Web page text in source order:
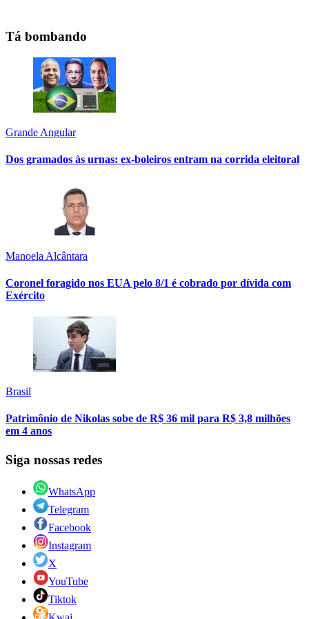
Tá bombando
Grande Angular
Dos gramados às urnas: ex-boleiros entram na corrida eleitoral
Manoela Alcântara
Coronel foragido nos EUA pelo 8/1 é cobrado por dívida com
Exército
Brasil
Patrimônio de Nikolas sobe de R$ 36 mil para R$ 3,8 milhões
em 4 anos
Siga nossas redes
WhatsApp
Telegram
Facebook
Instagram
X
YouTube
Tiktok